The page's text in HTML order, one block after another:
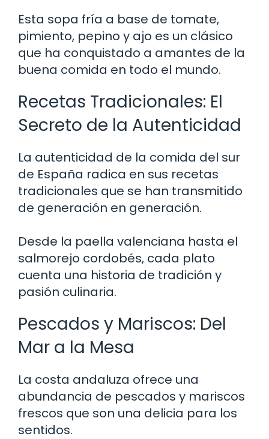
Esta sopa fría a base de tomate,
pimiento, pepino y ajo es un clásico
que ha conquistado a amantes de la
buena comida en todo el mundo.
Recetas Tradicionales: El
Secreto de la Autenticidad
La autenticidad de la comida del sur
de España radica en sus recetas
tradicionales que se han transmitido
de generación en generación.
Desde la paella valenciana hasta el
salmorejo cordobés, cada plato
cuenta una historia de tradición y
pasión culinaria.
Pescados y Mariscos: Del
Mar a la Mesa
La costa andaluza ofrece una
abundancia de pescados y mariscos
frescos que son una delicia para los
sentidos.